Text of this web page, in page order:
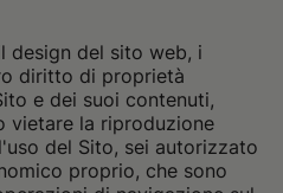
design del sito web, i
diritto di proprietà
e dei suoi contenuti,
vietare la riproduzione
del Sito, sei autorizzato
proprio, che sono